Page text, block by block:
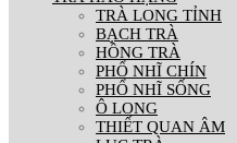
TRÀ LONG TỈNH
BẠCH TRÀ
HỒNG TRÀ
PHỔ NHĨ CHÍN
PHỔ NHĨ SỐNG
Ô LONG
THIẾT QUAN ÂM